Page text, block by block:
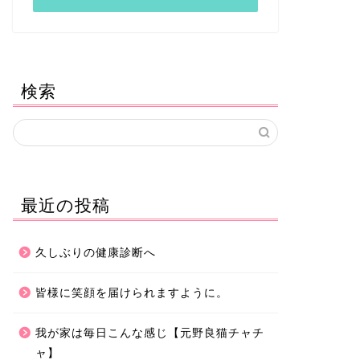
検索
最近の投稿
久しぶりの健康診断へ
皆様に笑顔を届けられますように。
我が家は毎日こんな感じ【元野良猫チャチ
ャ】